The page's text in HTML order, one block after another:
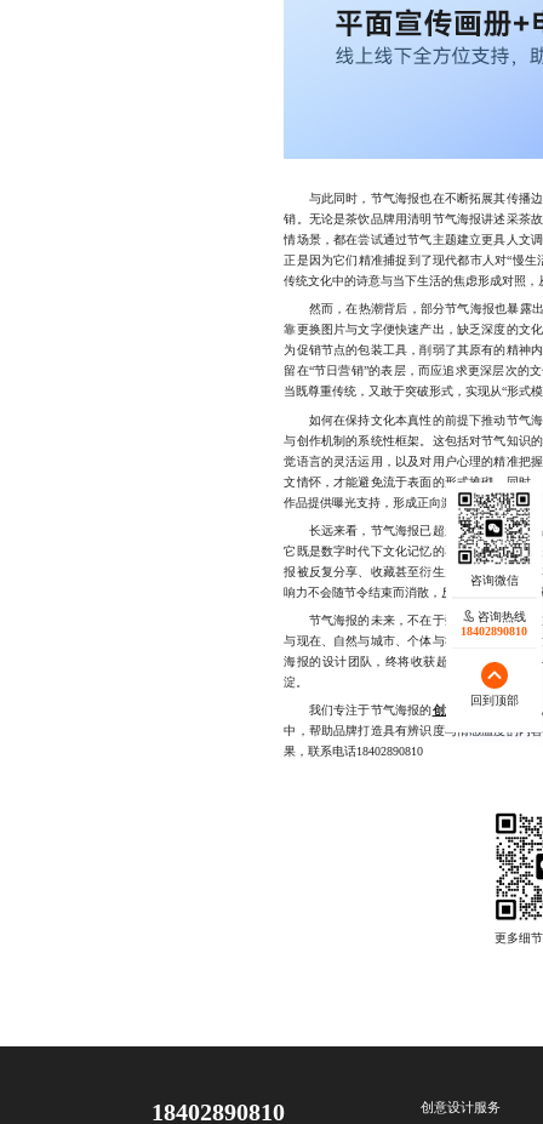
与此同时，节气海报也在不断拓展其传播边
销。无论是茶饮品牌用清明节气海报讲述采茶
情场景，都在尝试通过节气主题建立更具人文
正是因为它们精准捕捉到了现代都市人对“慢
传统文化中的诗意与当下生活的焦虑形成对照
然而，在热潮背后，部分节气海报也暴露出
靠更换图片与文字便快速产出，缺乏深度的文
为促销节点的包装工具，削弱了其原有的精神
留在“节日营销”的表层，而应追求更深层次的
当既尊重传统，又敢于突破形式，实现从“形式
如何在保持文化本真性的前提下推动节气海
与创作机制的系统性框架。这包括对节气知识
觉语言的灵活运用，以及对用户心理的精准把
文情怀，才能避免流于表面的形式堆砌。同时
作品提供曝光支持，形成正向激励机制。
长远来看，节气海报已超越单一的视觉产品
它既是数字时代下文化记忆的再生产方式，也
报被反复分享、收藏甚至衍生为周边产品时，
响力不会随节令结束而消散，反而可能在长期
节气海报的未来，不在于数量的堆积，而在
与现在、自然与城市、个体与社群的桥梁。在
海报的设计团队，终将收获超越流量的回报
淀。
我们专注于节气海报的创意策划与视觉呈
中，帮助品牌打造具有辨识度与情感温度的内
果，联系电话18402890810
18402890810 创意设计服务
咨询热线
18402890810
回到顶部